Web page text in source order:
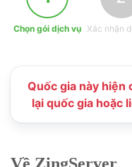
Chọn gói dịch vụ Xác nhận
Quốc gia này hiện
lại quốc gia hoặc